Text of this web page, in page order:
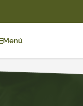
FEP - 05/
Menú